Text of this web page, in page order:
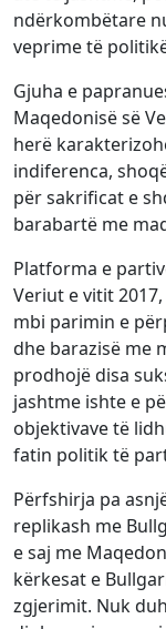
ndërkombëtare
veprime të
Gjuha e
Maqedonisë së
herë
indiferenca,
për sakrificat e
barabartë me
Platforma e
Veriut e vitit
mbi parimin e
dhe barazisë me
prodhojë disa
jashtme ishte e
objektivave të
fatin politik të
Përfshirja pa
replikash me
e saj me
kërkesat e
zgjerimit. Nuk